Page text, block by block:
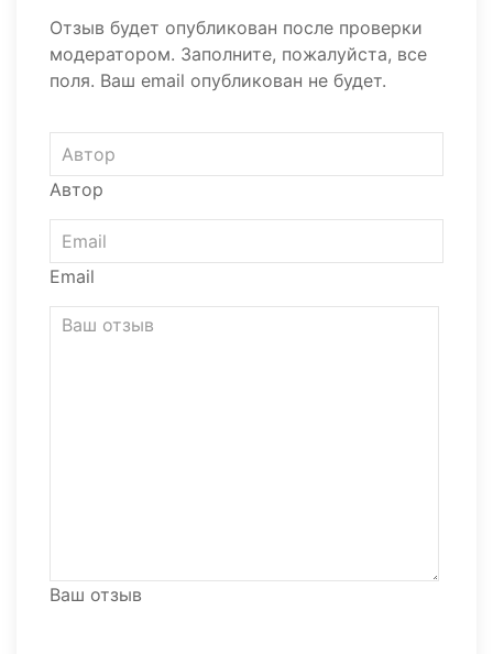
Отзыв будет опубликован после проверки
модератором. Заполните, пожалуйста, все
поля. Ваш email опубликован не будет.
Автор
Email
Ваш отзыв